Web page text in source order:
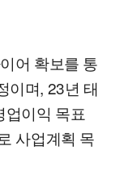
어 확보를 통
이며, 23년 태
업이익 목표
사업계획 목